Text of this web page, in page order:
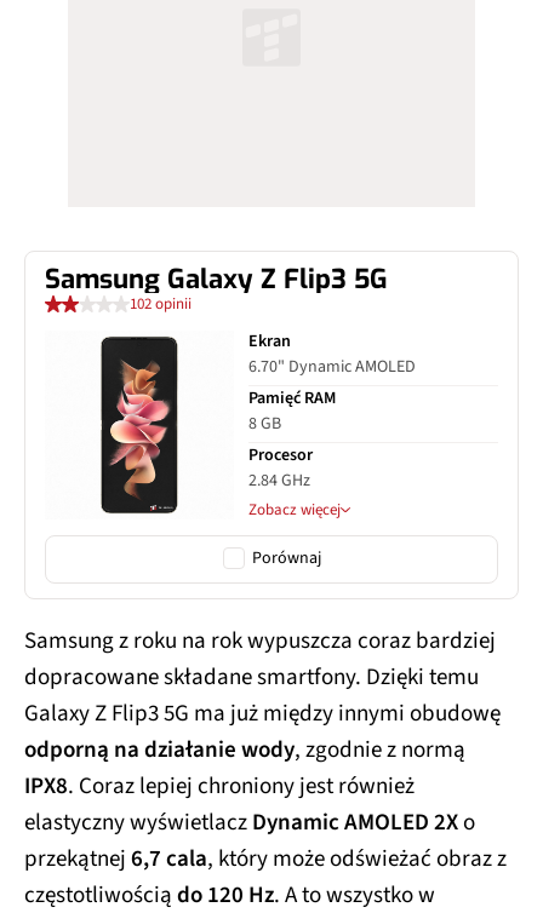
Samsung Galaxy Z Flip3 5G
102 opinii
Ekran
6.70" Dynamic AMOLED
Pamięć RAM
8 GB
Procesor
2.84 GHz
Zobacz więcej
Porównaj
Samsung z roku na rok wypuszcza coraz bardziej
dopracowane składane smartfony. Dzięki temu
Galaxy Z Flip3 5G ma już między innymi obudowę
odporną na działanie wody, zgodnie z normą
IPX8. Coraz lepiej chroniony jest również
elastyczny wyświetlaczDynamic AMOLED 2Xo
przekątnej6,7 cala, który może odświeżać obraz z
częstotliwościądo 120 Hz. A to wszystko w